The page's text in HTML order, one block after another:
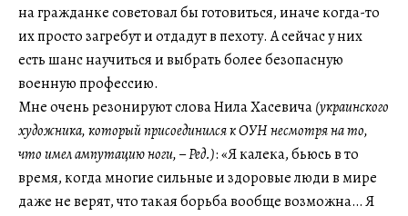
на гражданке советовал бы готовиться, иначе когда-то
их просто загребут и отдадут в пехоту. А сейчас у них
есть шанс научиться и выбрать более безопасную
военную профессию.
Мне очень резонируют слова Нила Хасевича(украинского
художника, который присоединился к ОУН несмотря на то,
что имел ампутацию ноги, – Ред.): «Я калека, бьюсь в то
время, когда многие сильные и здоровые люди в мире
даже не верят, что такая борьба вообще возможна… Я